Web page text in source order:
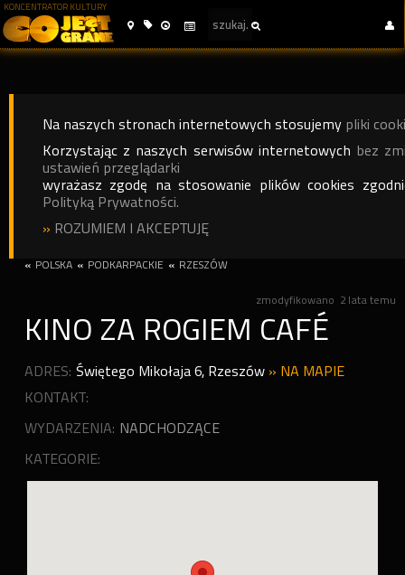
KONCENTRATOR KULTURY
Na naszych stronach internetowych stosujemy pliki
Korzystając z naszych serwisów internetowych bez
ustawień przeglądarki
wyrażasz zgodę na stosowanie plików cookies
Polityką Prywatności.
» ROZUMIEM I AKCEPTUJĘ
« POLSKA « PODKARPACKIE « RZESZÓW
zmodyfikowano 2 lata temu
KINO ZA ROGIEM CAFÉ
ADRES: Świętego Mikołaja 6, Rzeszów » NA MAPIE
KONTAKT:
WYDARZENIA: NADCHODZĄCE
KATEGORIE: